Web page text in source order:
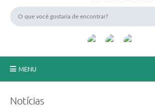
MENU
Notícias